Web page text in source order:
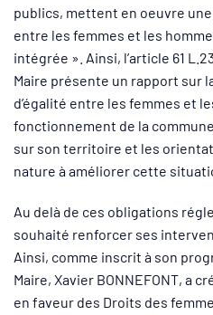
publics, mettent en oeuvre
entre les femmes et les
intégrée ». Ainsi, l’article 61
Maire présente un rapport sur
d’égalité entre les femmes et
fonctionnement de la
sur son territoire et les
nature à améliorer cette
Au delà de ces obligations
souhaité renforcer ses
Ainsi, comme inscrit à son
Maire, Xavier BONNEFONT, a
en faveur des Droits des